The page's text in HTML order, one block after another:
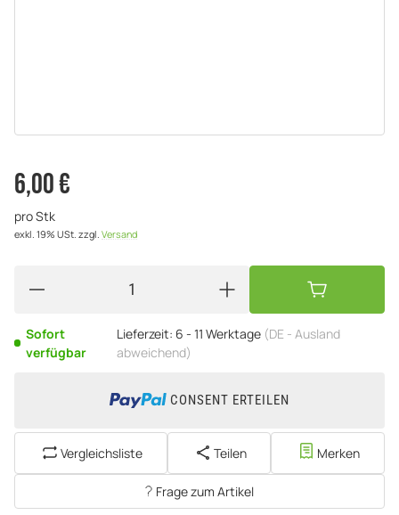
6,00 €
pro Stk
exkl. 19% USt. zzgl. Versand
Sofort
verfügbar
Lieferzeit: 6 - 11 Werktage (DE - Ausland
abweichend)
CONSENT ERTEILEN
Vergleichsliste Teilen Merken
Frage zum Artikel